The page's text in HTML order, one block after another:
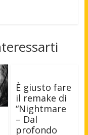
È giusto fare
il remake di
“Nightmare
– Dal
profondo